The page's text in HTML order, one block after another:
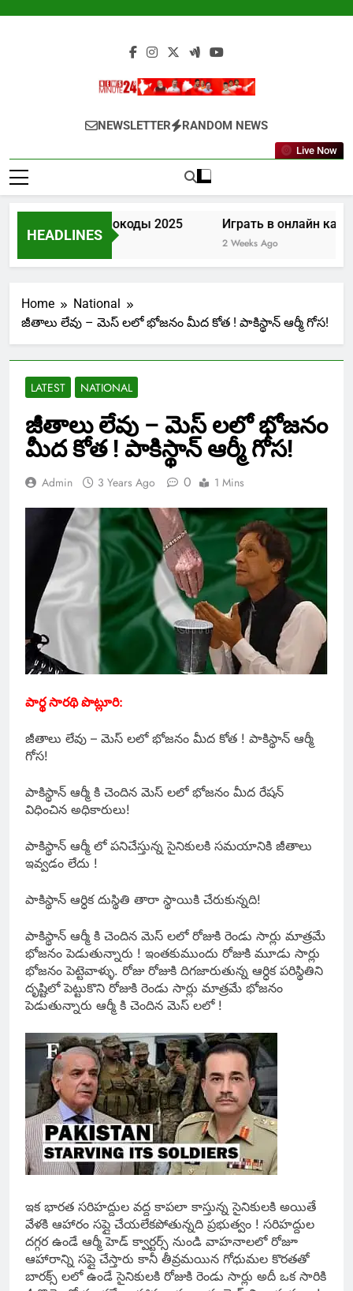
Newsminute24
Get All Updated Telugu News
NEWSLETTER RANDOM NEWS
Live Now
HEADLINES
казино промокоды 2025
Ago
Играть в онлайн казино
2 Weeks Ago
Home
National
జీతాలు లేవు – మెస్ లలో భోజనం మీద కోత ! పాకిస్థాన్ ఆర్మీ గోస!
LATEST NATIONAL
జీతాలు లేవు – మెస్ లలో భోజనం
మీద కోత ! పాకిస్థాన్ ఆర్మీ గోస!
Admin 3 Years Ago 0 1 Mins
పార్థ సారథి పొట్లూరి:
జీతాలు లేవు – మెస్ లలో భోజనం మీద కోత ! పాకిస్థాన్ ఆర్మీ
గోస!
పాకిస్థాన్ ఆర్మీ కి చెందిన మెస్ లలో భోజనం మీద రేషన్
విధించిన అధికారులు!
పాకిస్థాన్ ఆర్మీ లో పనిచేస్తున్న సైనికులకి సమయానికి జీతాలు
ఇవ్వడం లేదు !
పాకిస్థాన్ ఆర్ధిక దుస్థితి తారా స్థాయికి చేరుకున్నది!
పాకిస్థాన్ ఆర్మీ కి చెందిన మెస్ లలో రోజుకి రెండు సార్లు మాత్రమే
భోజనం పెడుతున్నారు ! ఇంతకుముందు రోజుకి మూడు సార్లు
భోజనం పెట్టెవాళ్ళు. రోజు రోజుకి దిగజారుతున్న ఆర్ధిక పరిస్థితిని
దృష్టిలో పెట్టుకొని రోజుకి రెండు సార్లు మాత్రమే భోజనం
పెడుతున్నారు ఆర్మీ కి చెందిన మెస్ లలో !
ఇక భారత సరిహద్దుల వద్ద కాపలా కాస్తున్న సైనికులకి అయితే
వేళకి ఆహారం సప్లై చేయలేకపోతున్నది ప్రభుత్వం ! సరిహద్దుల
దగ్గర ఉండే ఆర్మీ హెడ్ క్వార్టర్స్ నుండి వాహనాలలో రోజూ
ఆహారాన్ని సప్లై చేస్తారు కానీ తీవ్రమయిన గోధుమల కొరతతో
బారక్స్ లలో ఉండే సైనికులకి రోజుకి రెండు సార్లు అదీ ఒక సారికి